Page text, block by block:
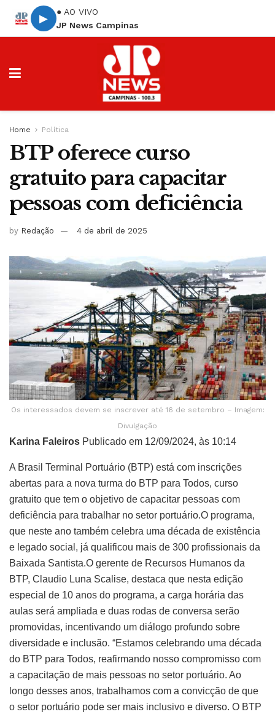
▶
● AO VIVO
JP News Campinas
Home Política
BTP oferece curso
gratuito para capacitar
pessoas com deficiência
by Redação 4 de abril de 2025
Os interessados devem se inscrever até 16 de setembro – Imagem:
Divulgação
Karina Faleiros Publicado em 12/09/2024, às 10:14
A Brasil Terminal Portuário (BTP) está com inscrições
abertas para a nova turma do BTP para Todos, curso
gratuito que tem o objetivo de capacitar pessoas com
deficiência para trabalhar no setor portuário.O programa,
que neste ano também celebra uma década de existência
e legado social, já qualificou mais de 300 profissionais da
Baixada Santista.O gerente de Recursos Humanos da
BTP, Claudio Luna Scalise, destaca que nesta edição
especial de 10 anos do programa, a carga horária das
aulas será ampliada e duas rodas de conversa serão
promovidas, incentivando um diálogo profundo sobre
diversidade e inclusão. “Estamos celebrando uma década
do BTP para Todos, reafirmando nosso compromisso com
a capacitação de mais pessoas no setor portuário. Ao
longo desses anos, trabalhamos com a convicção de que
o setor portuário pode ser mais inclusivo e diverso. O BTP